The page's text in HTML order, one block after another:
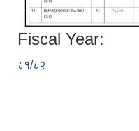
Fiscal Year:
८१/८२